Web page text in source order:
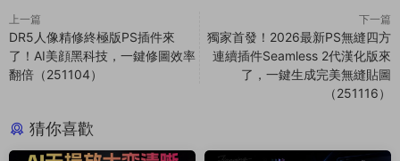
上一篇
DR5人像精修終極版PS插件來
了！AI美顔黑科技，一鍵修圖效率
翻倍（251104）
下一篇
獨家首發！2026最新PS無縫四方
連續插件Seamless 2代漢化版來
了，一鍵生成完美無縫貼圖
（251116）
猜你喜歡